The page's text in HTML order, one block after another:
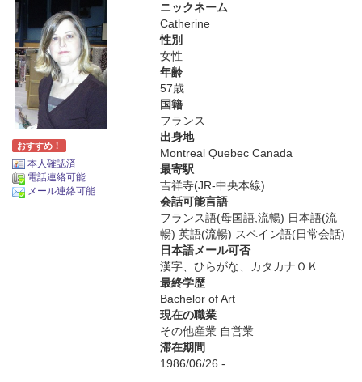
おすすめ！
本人確認済
電話連絡可能
メール連絡可能
ニックネーム
Catherine
性別
女性
年齢
57歳
国籍
フランス
出身地
Montreal Quebec Canada
最寄駅
吉祥寺(JR-中央本線)
会話可能言語
フランス語(母国語,流暢) 日本語(流
暢) 英語(流暢) スペイン語(日常会話)
日本語メール可否
漢字、ひらがな、カタカナＯＫ
最終学歴
Bachelor of Art
現在の職業
その他産業 自営業
滞在期間
1986/06/26 -